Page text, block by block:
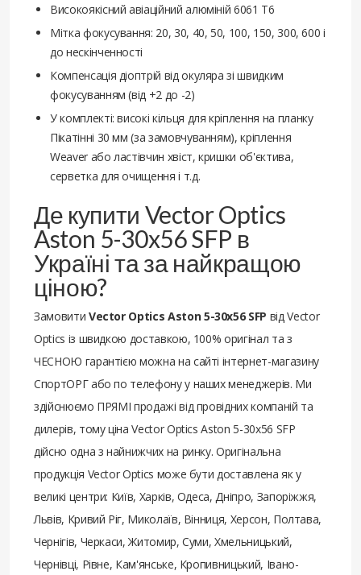
Високоякісний авіаційний алюміній 6061 T6
Мітка фокусування: 20, 30, 40, 50, 100, 150, 300, 600 і
до нескінченності
Компенсація діоптрій від окуляра зі швидким
фокусуванням (від +2 до -2)
У комплекті: високі кільця для кріплення на планку
Пікатінні 30 мм (за замовчуванням), кріплення
Weaver або ластівчин хвіст, кришки об'єктива,
серветка для очищення і т.д.
Де купити Vector Optics
Aston 5-30x56 SFP в
Україні та за найкращою
ціною?
Замовити Vector Optics Aston 5-30x56 SFP від Vector
Optics із швидкою доставкою, 100% оригінал та з
ЧЕСНОЮ гарантією можна на сайті інтернет-магазину
СпортОРГ або по телефону у наших менеджерів. Ми
здійснюємо ПРЯМІ продажі від провідних компаній та
дилерів, тому ціна Vector Optics Aston 5-30x56 SFP
дійсно одна з найнижчих на ринку. Оригінальна
продукція Vector Optics може бути доставлена ​​як у
великі центри: Київ, Харків, Одеса, Дніпро, Запоріжжя,
Львів, Кривий Ріг, Миколаїв, Вінниця, Херсон, Полтава,
Чернігів, Черкаси, Житомир, Суми, Хмельницький,
Чернівці, Рівне, Кам'янське, Кропивницький, Івано-